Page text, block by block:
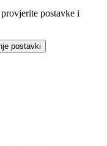
postavke i
postavki